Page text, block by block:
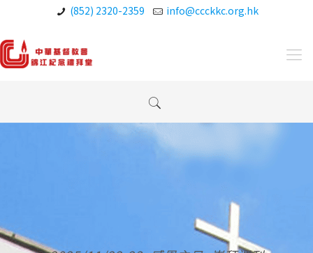
(852) 2320-2359 info@ccckkc.org.hk